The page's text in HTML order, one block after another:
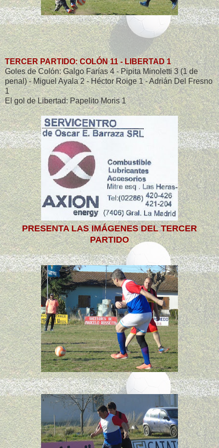
TERCER PARTIDO: COLÓN 11 - LIBERTAD 1
Goles de Colón: Galgo Farías 4 - Pipita Minoletti 3 (1 de
penal) - Miguel Ayala 2 - Héctor Roige 1 - Adrián Del Fresno
1
El gol de Libertad: Papelito Moris 1
PRESENTA LAS IMÁGENES DEL TERCER
PARTIDO